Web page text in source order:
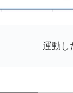
運動し